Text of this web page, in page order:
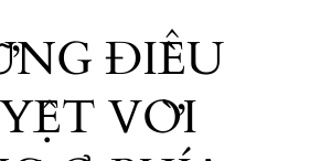
ĐIỀU
VỜI